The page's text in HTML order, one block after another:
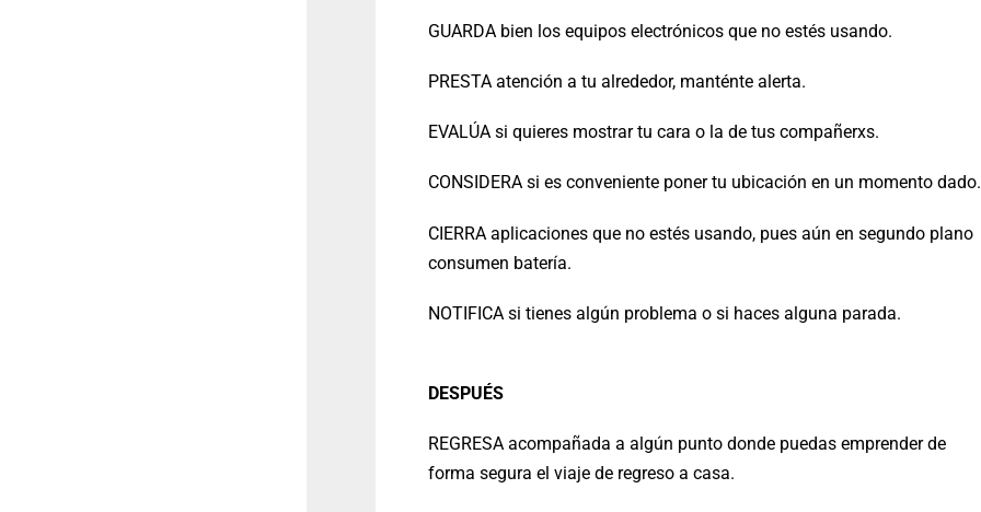
GUARDA bien los equipos electrónicos que no estés usando.
PRESTA atención a tu alrededor, manténte alerta.
EVALÚA si quieres mostrar tu cara o la de tus compañerxs.
CONSIDERA si es conveniente poner tu ubicación en un momento dado.
CIERRA aplicaciones que no estés usando, pues aún en segundo plano
consumen batería.
NOTIFICA si tienes algún problema o si haces alguna parada.
DESPUÉS
REGRESA acompañada a algún punto donde puedas emprender de
forma segura el viaje de regreso a casa.